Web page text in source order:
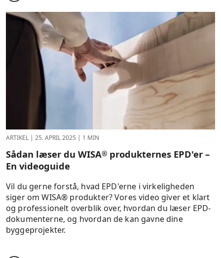
ARTIKEL | 25. APRIL 2025 | 1 MIN
Sådan læser du WISA® produkternes EPD'er –
En videoguide
Vil du gerne forstå, hvad EPD'erne i virkeligheden
siger om WISA® produkter? Vores video giver et klart
og professionelt overblik over, hvordan du læser EPD-
dokumenterne, og hvordan de kan gavne dine
byggeprojekter.